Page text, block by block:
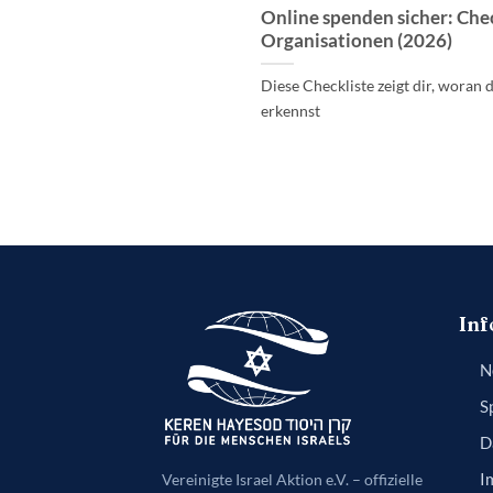
Online spenden sicher:
Organisationen (2026)
Diese Checkliste zeigt dir, woran
erkennst
Vereinigte Israel Aktion e.V. – offizielle